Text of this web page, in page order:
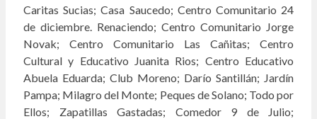
Caritas Sucias; Casa Saucedo; Centro Comunitario 24
de diciembre. Renaciendo; Centro Comunitario Jorge
Novak; Centro Comunitario Las Cañitas; Centro
Cultural y Educativo Juanita Rios; Centro Educativo
Abuela Eduarda; Club Moreno; Darío Santillán; Jardín
Pampa; Milagro del Monte; Peques de Solano; Todo por
Ellos; Zapatillas Gastadas; Comedor 9 de Julio;